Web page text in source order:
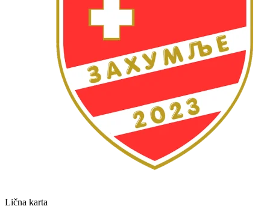
Lična karta